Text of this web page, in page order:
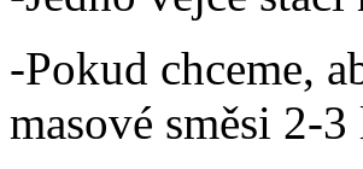
-Pokud chceme,
masové směsi 2-